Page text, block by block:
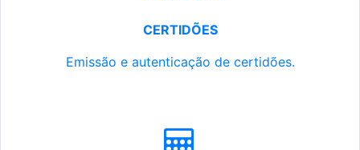
CERTIDÕES
Emissão e autenticação de certidões.